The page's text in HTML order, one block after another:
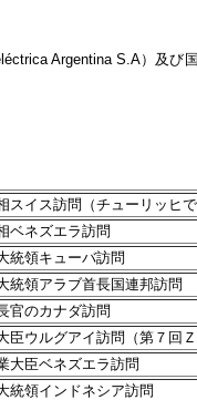
Argentina S.A）及び
スイス訪問（チューリッヒ
ベネズエラ訪問
統領キューバ訪問
統領アラブ首長国連邦訪問
官のカナダ訪問
臣ウルグアイ訪問（第７回
大臣ベネズエラ訪問
統領インドネシア訪問